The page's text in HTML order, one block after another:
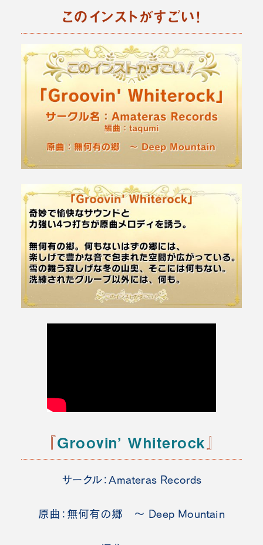
このインストがすごい！
『Groovin’ Whiterock 』
サークル：Amateras Records
原曲：無何有の郷 ～ Deep Mountain